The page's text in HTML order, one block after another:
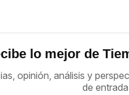
lo mejor de
opinión, análisis y
de entrada